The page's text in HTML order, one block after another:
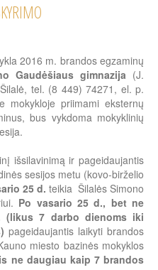
2016 m. brandos egzaminų
Gaudėšiaus gimnazija (J.
tel. (8 449) 74271, el. p.
mokykloje priimami eksternų
bus vykdoma mokyklinių
išsilavinimą ir pageidaujantis
sesijos metu (kovo-birželio
25 d. teikia Šilalės Simono
Po vasario 25 d., bet ne
7 darbo dienoms iki
pageidaujantis laikyti brandos
miesto bazinės mokyklos
ne daugiau kaip 7 brandos